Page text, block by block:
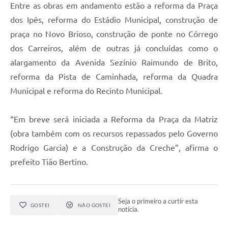
Entre as obras em andamento estão a reforma da Praça
dos Ipês, reforma do Estádio Municipal, construção de
praça no Novo Brioso, construção de ponte no Córrego
dos Carreiros, além de outras já concluídas como o
alargamento da Avenida Sezínio Raimundo de Brito,
reforma da Pista de Caminhada, reforma da Quadra
Municipal e reforma do Recinto Municipal.
“Em breve será iniciada a Reforma da Praça da Matriz
(obra também com os recursos repassados pelo Governo
Rodrigo Garcia) e a Construção da Creche”, afirma o
prefeito Tião Bertino.
GOSTEI NÃO GOSTEI
Seja o primeiro a curtir esta
notícia.